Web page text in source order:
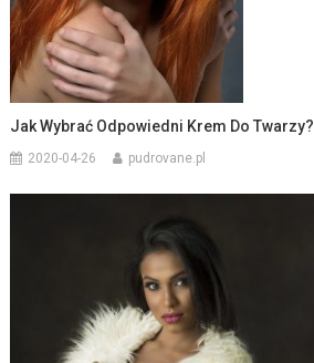
Jak Wybrać Odpowiedni Krem Do Twarzy?
2020-04-26 pudrovane.pl